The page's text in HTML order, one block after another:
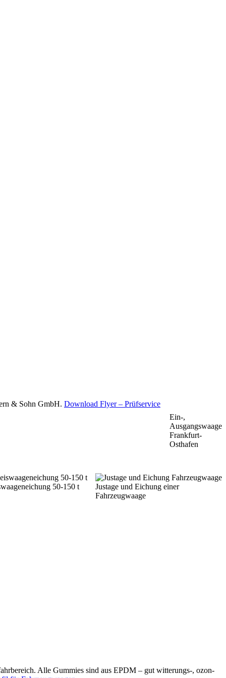
Ein-,
Ausgangswaage
Frankfurt-
Osthafen
& Sohn GmbH. Download Flyer – Prüfservice
Justage und Eichung einer
Fahrzeugwaage
50-150 t
Alle Gummies sind aus EPDM – gut witterungs-, ozon-